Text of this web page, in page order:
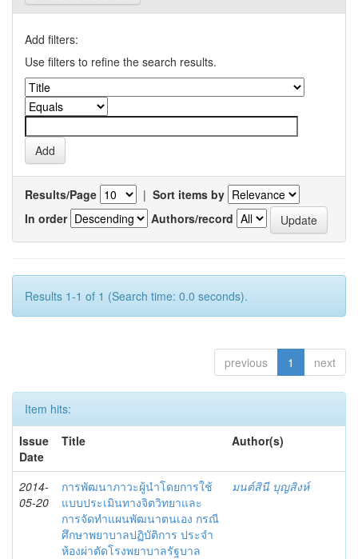
Add filters:
Use filters to refine the search results.
Results/Page | Sort items by
In order
Authors/record
Results 1-1 of 1 (Search time: 0.0 seconds).
previous 1 next
Item hits:
Issue
Date
Title Author(s)
2014-
05-20
การพัฒนาภาวะผู้นำโดยการใช้
แบบประเมินทางจิตวิทยาและ
การจัดทำแผนพัฒนาตนเอง กรณี
ศึกษาพยาบาลปฏิบัติการ ประจำ
ห้องผ่าตัดโรงพยาบาลรัฐบาล
มนต์สินี บุญสิงห์